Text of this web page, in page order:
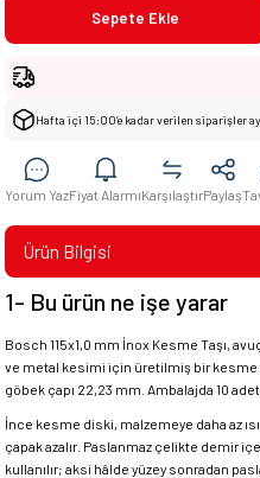
Sepete Ekle
Hafta içi 15:00’e kadar verilen siparişler
Yorum YazFiyat AlarmıKarşılaştırPaylaş
Ürün Bilgisi
1- Bu ürün ne işe yarar
Bosch 115x1,0 mm İnox Kesme Taşı,
ve metal kesimi için üretilmiş bir kesme
göbek çapı 22,23 mm. Ambalajda 10
İnce kesme diski, malzemeye daha az
çapak azalır. Paslanmaz çelikte demir
kullanılır; aksi hâlde yüzey sonradan